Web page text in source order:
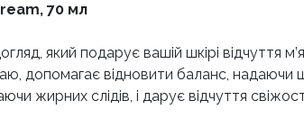
70 мл
який подарує вашій шкірі відчуття
допомагає відновити баланс, надаючи
жирних слідів, і дарує відчуття